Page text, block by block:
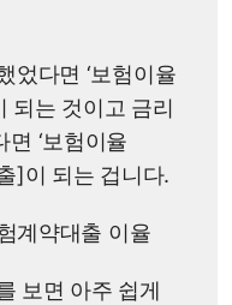
었다면 ‘보험이율
되는 것이고 금리
‘보험이율
]이 되는 겁니다.
보면 아주 쉽게